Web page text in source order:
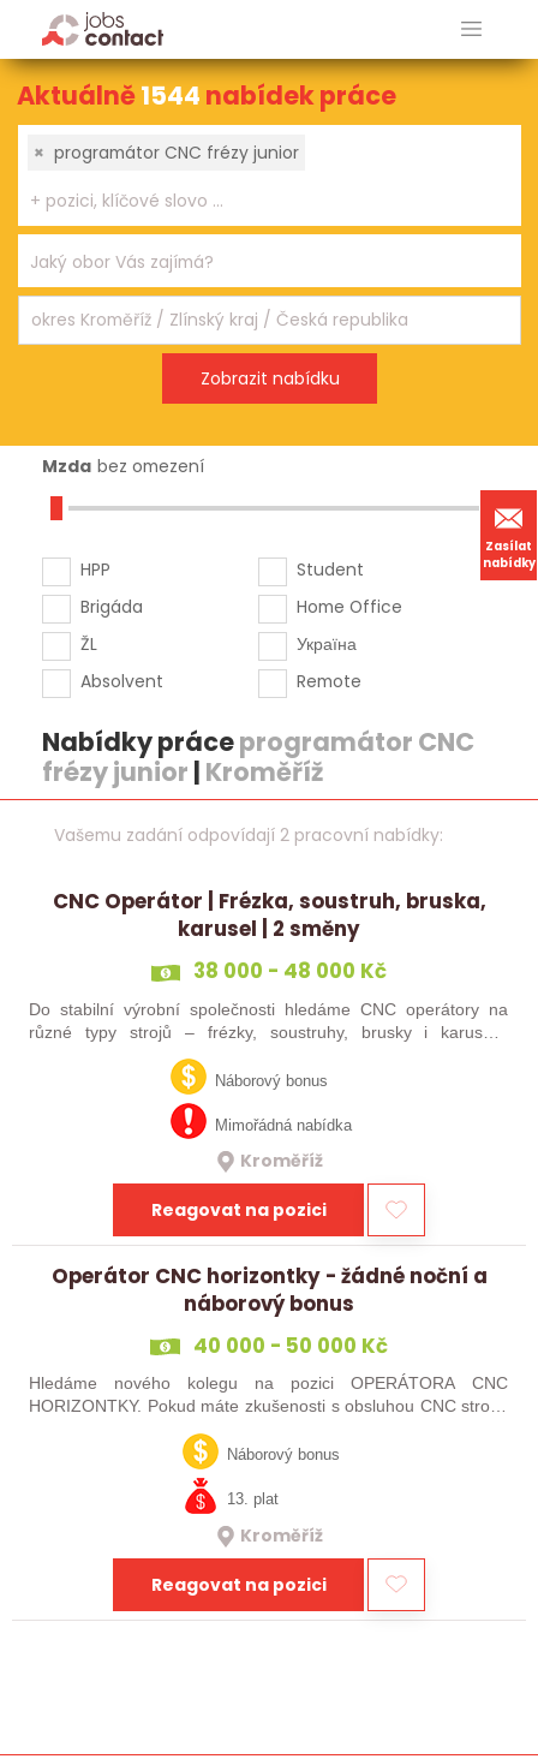
Zasílat
nabídky
Aktuálně1544 nabídek práce
× programátor CNC frézy junior
Mzda bez omezení
HPP
Brigáda
ŽL
Absolvent
Student
Home Office
Україна
Remote
Nabídky práceprogramátor CNC
frézy junior | Kroměříž
Vašemu zadání odpovídají 2 pracovní nabídky:
CNC Operátor | Frézka, soustruh, bruska,
karusel | 2 směny
38 000 - 48 000 Kč
Do stabilní výrobní společnosti hledáme CNC operátory na
různé typy strojů – frézky, soustruhy, brusky i karusely.
Uplatnění u nás najdou zkušení obráběči i absolventi
technických oborů, kteří se…Náborový bonus
Mimořádná nabídka
Kroměříž
Reagovat na pozici
Operátor CNC horizontky - žádné noční a
náborový bonus
40 000 - 50 000 Kč
Hledáme nového kolegu na pozici OPERÁTORA CNC
HORIZONTKY. Pokud máte zkušenosti s obsluhou CNC strojů,
něco nového, pak jste ideálním…Náborový bonus
13. plat
Kroměříž
Reagovat na pozici